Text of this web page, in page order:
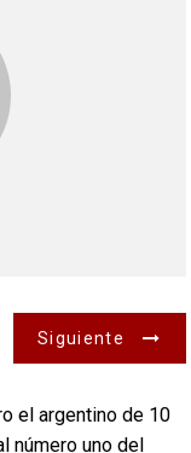
Siguiente